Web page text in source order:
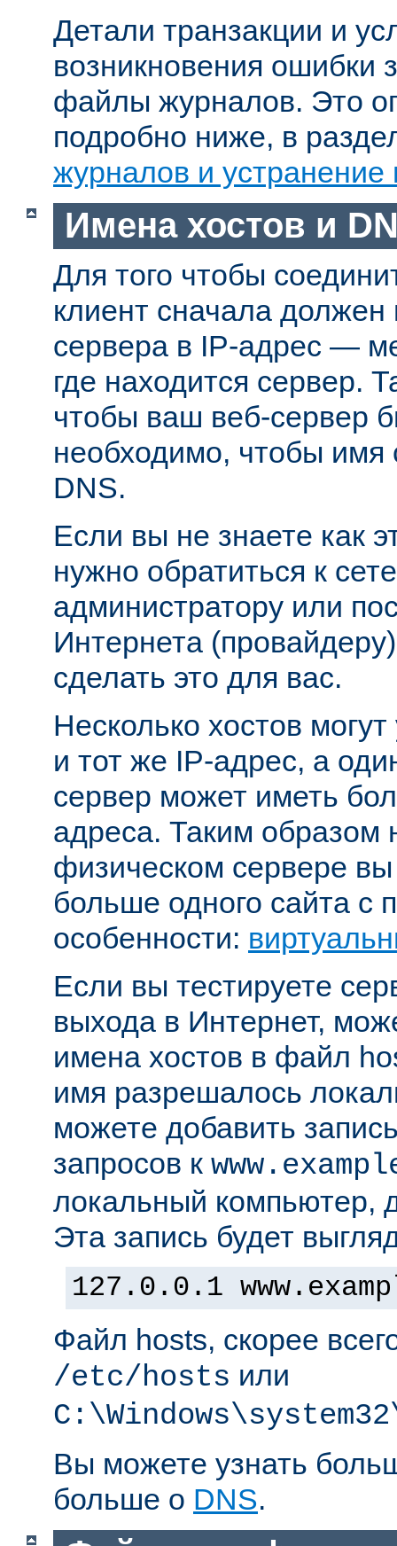
Детали транзакции и
возникновения ошибки
файлы журналов. Это
подробно ниже, в
журналов и устранение
Имена хостов и
Для того чтобы
клиент сначала
сервера в IP-адрес —
где находится сервер.
чтобы ваш веб-сервер
необходимо, чтобы имя
DNS.
Если вы не знаете как
нужно обратиться к
администратору или
Интернета
сделать это для вас.
Несколько хостов
и тот же IP-адрес, а
сервер может иметь
адреса. Таким образом
физическом сервере
больше одного сайта с
особенности:
Если вы тестируете
выхода в Интернет,
имена хостов в файл
имя разрешалось
можете добавить
запросов к
локальный компьютер,
Эта запись будет
127.0.0.1
Файл hosts, скорее
/etc/hosts или
Вы можете узнать
больше о DNS.